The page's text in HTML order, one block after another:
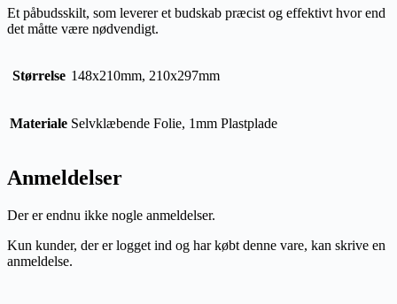
Et påbudsskilt, som leverer et budskab præcist og effektivt hvor end
det måtte være nødvendigt.
Størrelse 148x210mm, 210x297mm
Materiale Selvklæbende Folie, 1mm Plastplade
Anmeldelser
Der er endnu ikke nogle anmeldelser.
Kun kunder, der er logget ind og har købt denne vare, kan skrive en
anmeldelse.